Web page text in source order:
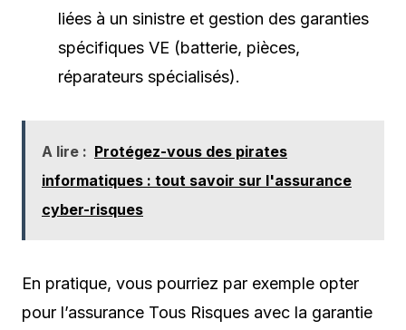
liées à un sinistre et gestion des garanties
spécifiques VE (batterie, pièces,
réparateurs spécialisés).
A lire : Protégez-vous des pirates
informatiques : tout savoir sur l'assurance
cyber-risques
En pratique, vous pourriez par exemple opter
pour l’assurance Tous Risques avec la garantie